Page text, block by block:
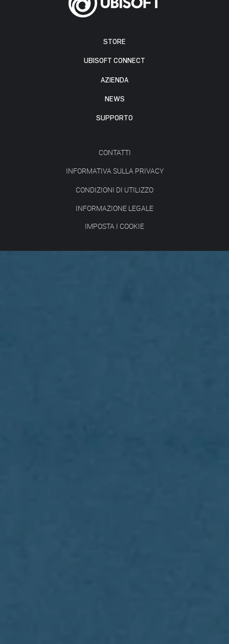
STORE
UBISOFT CONNECT
AZIENDA
NEWS
SUPPORTO
CONTATTI
INFORMATIVA SULLA PRIVACY
CONDIZIONI DI UTILIZZO
INFORMAZIONE LEGALE
IMPOSTA I COOKIE